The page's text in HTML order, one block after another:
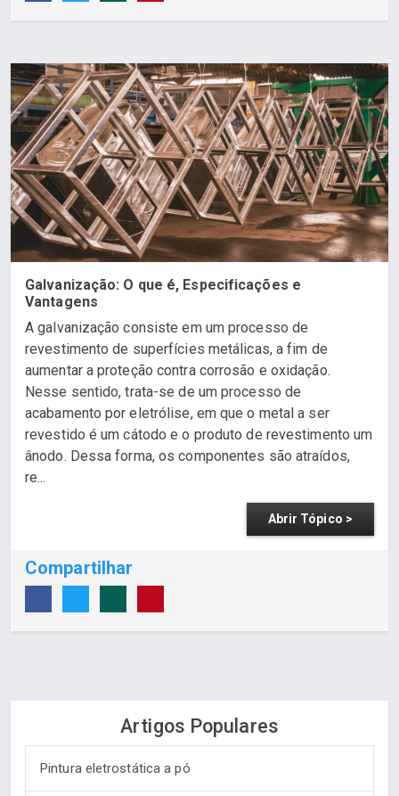
Galvanização: O que é, Especificações e
Vantagens
A galvanização consiste em um processo de
revestimento de superfícies metálicas, a fim de
aumentar a proteção contra corrosão e oxidação.
Nesse sentido, trata-se de um processo de
acabamento por eletrólise, em que o metal a ser
revestido é um cátodo e o produto de revestimento um
ânodo. Dessa forma, os componentes são atraídos,
re...
Abrir Tópico >
Compartilhar
Artigos Populares
Pintura eletrostática a pó